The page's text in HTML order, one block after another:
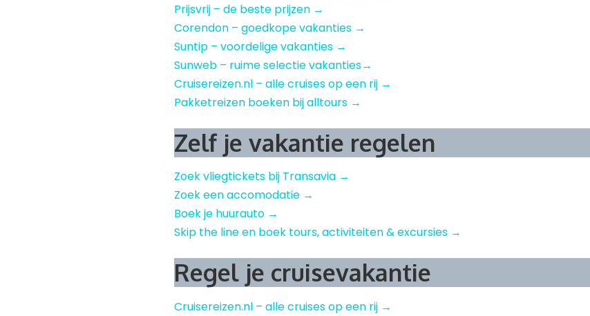
Prijsvrij – de beste prijzen →
Corendon – goedkope vakanties →
Suntip – voordelige vakanties →
Sunweb – ruime selectie vakanties→
Cruisereizen.nl – alle cruises op een rij →
Pakketreizen boeken bij alltours →
Zelf je vakantie regelen
Zoek vliegtickets bij Transavia →
Zoek een accomodatie →
Boek je huurauto →
Skip the line en boek tours, activiteiten & excursies →
Regel je cruisevakantie
Cruisereizen.nl – alle cruises op een rij →